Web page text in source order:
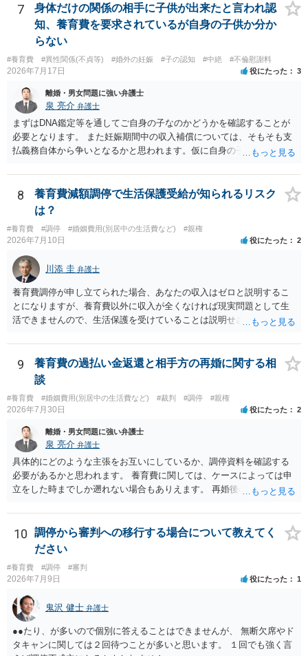
のがそもそも本当かどうかも疑わしいと思いますし、仮に弁護士へ相
談しているとすればおそらく嘘を重ねて説明しているので容易に嘘を
暴くことができるでしょう。「人生最後に話し合いをしないか？責め
るとかはしない」というのは、モラハラ夫の典型的な常套句ですの
で、むしろそれを武器として使えるでしょう。 仮に弁護士からの通知
や裁判所からの調停期日通知書等が届いた場合、面倒ですが、粛々と
こちらも弁護士へ依頼して対応すれば良いと思います。モラハラ夫へ
の対応は精神的に疲弊するので、弁護士へ任せればよいと思います。
7
身体だけの関係の相手に子供が出来たと言われ認
知、養育費を要求されているが自身の子供か分か
らない
#養育費 #異性関係(不貞等) #婚外の妊娠 #子の認知 #中絶 #不倫慰謝料
2026年7月17日 役にたった 3
離婚・男女問題に強い弁護士
泉 亮介 弁護士
まずはDNA鑑定等を通してご自身の子なのかどうかを確認することが
必要となります。 また妊娠期間中の収入補償については、そもそも支
払義務自体から争いとなるかと思われます。仮に自身の子であったと
相手に弁護士がついているということであれば、依頼をするかしない
かは別として一度ご自身も個別に弁護士に相談をされたほうが良いで
しょう。
8
養育費減額調停で生活保護受給が知られるリスク
は？
#養育費 #調停 #婚姻費用(別居中の生活費など) #親権
2026年7月10日 役にたった 2
川添 圭 弁護士
養育費調停が申し立てられた場合、あなたの収入はゼロと説明するこ
とになりますが、養育費以外に収入が全くなければ現実問題として生
活できませんので、生活保護を受けていることは説明せざるを得ない
もらえなくなる」わけではありません。むしろ生活保護受給世帯で
も、養育費請求権があるならそれを行使すべきというのが国の基本的
な考え方ですので、養育費を貰わないことの方が問題になります。た
だし、養育費を受領した場合には収入申告して保護費が調整（養育費
相当部分は支給額から控除）されますので、保護費を含めた総収入が
増えるわけではないことが多いと思います（なお、現在相手方から養
育費を受領しているのであれば、ケースワーカーへ収入申告をしてお
られるはずです）。 生活保護の事実を明かしたくないという理由で裁
判外の合意で養育費の減額を合意するという方法も一応は考えられま
すが、裁判所が関与しない当事者間の合意では、役所が減額そのもの
あるいは減額幅の妥当性等を問題にする場合があるため、できれば減
額調停での解決が望ましいと思います。 生活保護世帯であれば、法テ
ラスを利用して弁護士へ依頼することも考えられるでしょう（最終的
には立替えを受けた弁護士費用等の償還が免除されるからです）。
9
養育費の過払い金返還と相手方の再婚に関する相
談
#養育費 #婚姻費用(別居中の生活費など) #裁判 #調停 #親権
2026年7月30日 役にたった 2
離婚・男女問題に強い弁護士
泉 亮介 弁護士
具体的にどのような主張をお互いにしているか、調停資料を確認する
必要があるかと思われます。 養育費に関しては、ケースによっては申
立をした時までしか遡れない場合もありえます。 再婚後の相手方の行
養育費に関するやりとり等があればそちらについても確認する必要が
あるでしょう。 公開相談の場での回答よりも個別に弁護士にご相談さ
れることをお勧めいたします。
10
調停から審判への移行する場合について教えてく
ださい
#養育費 #調停 #審判
2026年7月9日 役にたった 1
鬼沢 健士 弁護士
●●たり、が多いので個別に答えることはできませんが、 無断欠席やド
タキャンに関しては２回待つことが多いと思います。 １回でも強く言